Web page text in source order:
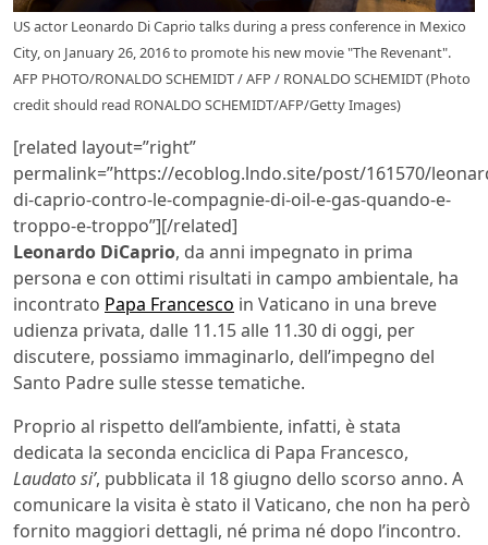
US actor Leonardo Di Caprio talks during a press conference in Mexico
City, on January 26, 2016 to promote his new movie "The Revenant".
AFP PHOTO/RONALDO SCHEMIDT / AFP / RONALDO SCHEMIDT (Photo
credit should read RONALDO SCHEMIDT/AFP/Getty Images)
[related layout=”right”
permalink=”https://ecoblog.lndo.site/post/161570/
di-caprio-contro-le-compagnie-di-oil-e-gas-quando-e-
troppo-e-troppo”][/related]
Leonardo DiCaprio, da anni impegnato in prima
persona e con ottimi risultati in campo ambientale, ha
incontrato Papa Francesco in Vaticano in una breve
udienza privata, dalle 11.15 alle 11.30 di oggi, per
discutere, possiamo immaginarlo, dell’impegno del
Santo Padre sulle stesse tematiche.
Proprio al rispetto dell’ambiente, infatti, è stata
dedicata la seconda enciclica di Papa Francesco,
Laudato si’, pubblicata il 18 giugno dello scorso anno. A
comunicare la visita è stato il Vaticano, che non ha però
fornito maggiori dettagli, né prima né dopo l’incontro.